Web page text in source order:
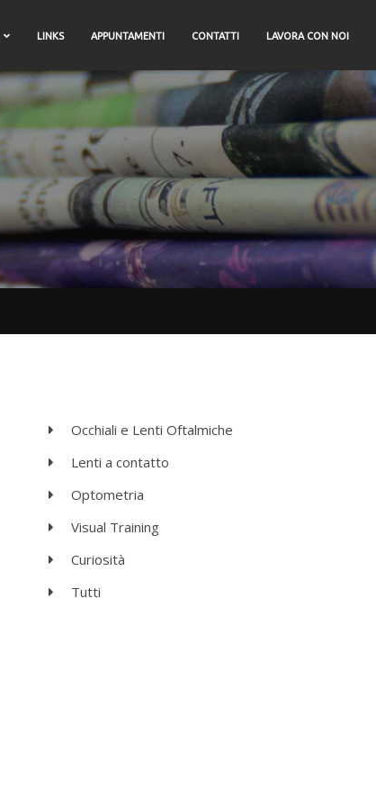
LINKS APPUNTAMENTI CONTATTI LAVORA CON NOI
Occhiali e Lenti Oftalmiche
Lenti a contatto
Optometria
Visual Training
Curiosità
Tutti